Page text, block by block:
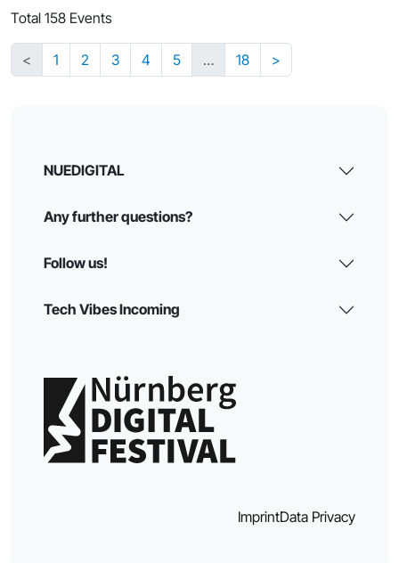
Total 158 Events
< 1 2 3 4 5 … 18 >
NUEDIGITAL
Any further questions?
Follow us!
Tech Vibes Incoming
ImprintData Privacy